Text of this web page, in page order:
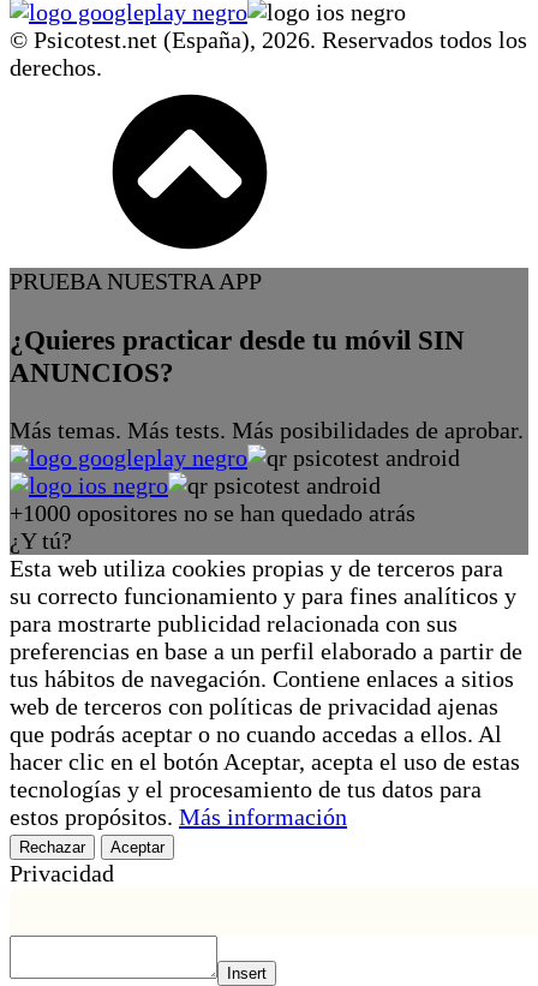
© Psicotest.net (España), 2026. Reservados todos los
derechos.
PRUEBA NUESTRA APP
¿Quieres practicar desde tu móvil SIN
ANUNCIOS?
Más temas. Más tests. Más posibilidades de aprobar.
+1000 opositores no se han quedado atrás
¿Y tú?
Esta web utiliza cookies propias y de terceros para
su correcto funcionamiento y para fines analíticos y
para mostrarte publicidad relacionada con sus
preferencias en base a un perfil elaborado a partir de
tus hábitos de navegación. Contiene enlaces a sitios
web de terceros con políticas de privacidad ajenas
que podrás aceptar o no cuando accedas a ellos. Al
hacer clic en el botón Aceptar, acepta el uso de estas
tecnologías y el procesamiento de tus datos para
estos propósitos. Más información
Rechazar Aceptar
Privacidad
Insert